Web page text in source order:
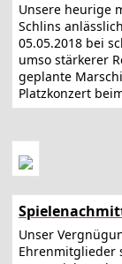
Unsere heurige
Schlins
05.05.2018 bei
umso stärkerer
geplante
Platzkonzert
Unser
Ehrenmitglieder